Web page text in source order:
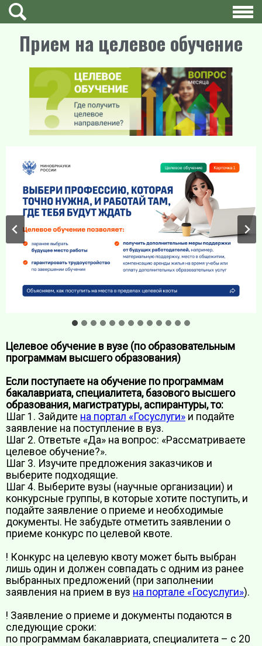
Прием на целевое обучение
Целевое обучение в вузе (по образовательным
программам высшего образования)
Если поступаете на обучение по программам
бакалавриата, специалитета, базового высшего
образования, магистратуры, аспирантуры, то:
Шаг 1. Зайдите на портал «Госуслуги» и подайте
заявление на поступление в вуз.
Шаг 2. Ответьте «Да» на вопрос: «Рассматриваете
целевое обучение?».
Шаг 3. Изучите предложения заказчиков и
выберите подходящие.
Шаг 4. Выберите вузы (научные организации) и
конкурсные группы, в которые хотите поступить, и
подайте заявление о приеме и необходимые
документы. Не забудьте отметить заявлении о
приеме конкурс по целевой квоте.
! Конкурс на целевую квоту может быть выбран
лишь один и должен совпадать с одним из ранее
выбранных предложений (при заполнении
заявления на прием в вуз на портале «Госуслуги»).
! Заявление о приеме и документы подаются в
следующие сроки:
по программам бакалавриата, специалитета – с 20